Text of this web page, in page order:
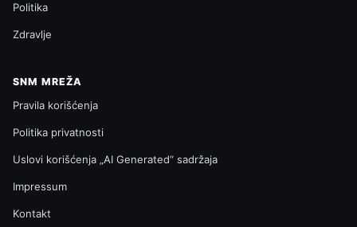
Politika
Zdravlje
SNM MREŽA
Pravila korišćenja
Politika privatnosti
Uslovi korišćenja „AI Generated“ sadržaja
Impressum
Kontakt